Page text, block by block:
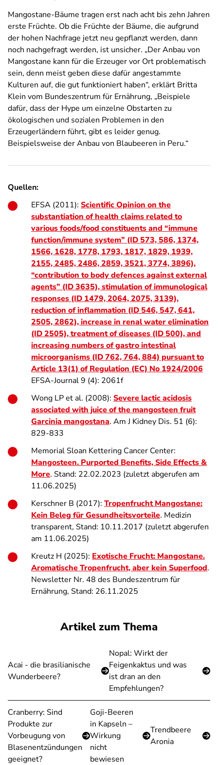
Mangostane-Bäume tragen erst nach acht bis zehn Jahren
erste Früchte. Ob die Früchte der Bäume, die aufgrund
der hohen Nachfrage jetzt neu gepflanzt werden, dann
noch nachgefragt werden, ist unsicher. „Der Anbau von
Mangostane kann für die Erzeuger vor Ort problematisch
sein, denn meist geben diese dafür angestammte
Kulturen auf, die gut funktioniert haben“, erklärt Britta
Klein vom Bundeszentrum für Ernährung, „Beispiele
dafür, dass der Hype um einzelne Obstarten zu
ökologischen und sozialen Problemen in den
Erzeugerländern führt, gibt es leider genug.
Beispielsweise der Anbau von Blaubeeren in Peru.“
Quellen:
EFSA (2011): Scientific Opinion on the
substantiation of health claims related to
various foods/food constituents and “immune
function/immune system” (ID 573, 586, 1374,
1566, 1628, 1778, 1793, 1817, 1829, 1939,
2155, 2485, 2486, 2859, 3521, 3774, 3896),
“contribution to body defences against external
agents” (ID 3635), stimulation of immunological
responses (ID 1479, 2064, 2075, 3139),
reduction of inflammation (ID 546, 547, 641,
2505, 2862), increase in renal water elimination
(ID 2505), treatment of diseases (ID 500), and
increasing numbers of gastro intestinal
microorganisms (ID 762, 764, 884) pursuant to
Article 13(1) of Regulation (EC) No 1924/2006
EFSA-Journal 9 (4): 2061f
Wong LP et al. (2008): Severe lactic acidosis
associated with juice of the mangosteen fruit
Garcinia mangostana. Am J Kidney Dis. 51 (6):
829-833
Memorial Sloan Kettering Cancer Center:
Mangosteen. Purported Benefits, Side Effects &
More. Stand: 22.02.2023 (zuletzt abgerufen am
11.06.2025)
Kerschner B (2017): Tropenfrucht Mangostane:
Kein Beleg für Gesundheitsvorteile. Medizin
transparent, Stand: 10.11.2017 (zuletzt abgerufen
am 11.06.2025)
Kreutz H (2025): Exotische Frucht: Mangostane.
Aromatische Tropenfrucht, aber kein Superfood.
Newsletter Nr. 48 des Bundeszentrum für
Ernährung, Stand: 26.11.2025
Artikel zum Thema
Acai - die brasilianische
Wunderbeere?
Nopal: Wirkt der
Feigenkaktus und was
ist dran an den
Empfehlungen?
Cranberry: Sind
Produkte zur
Vorbeugung von
Blasenentzündungen
geeignet?
Goji-Beeren
in Kapseln –
Wirkung
nicht
bewiesen
Trendbeere
Aronia